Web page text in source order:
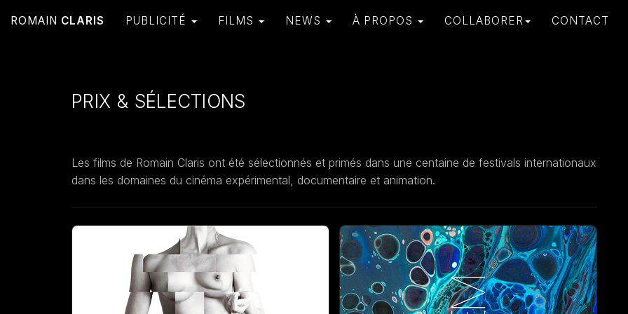
ROMAIN CLARIS PUBLICITÉ FILMS NEWS À PROPOS COLLABORER CONTACT
PRIX & SÉLECTIONS
Les films de Romain Claris ont été sélectionnés et primés dans une centaine de festivals internationaux
dans les domaines du cinéma expérimental, documentaire et animation.